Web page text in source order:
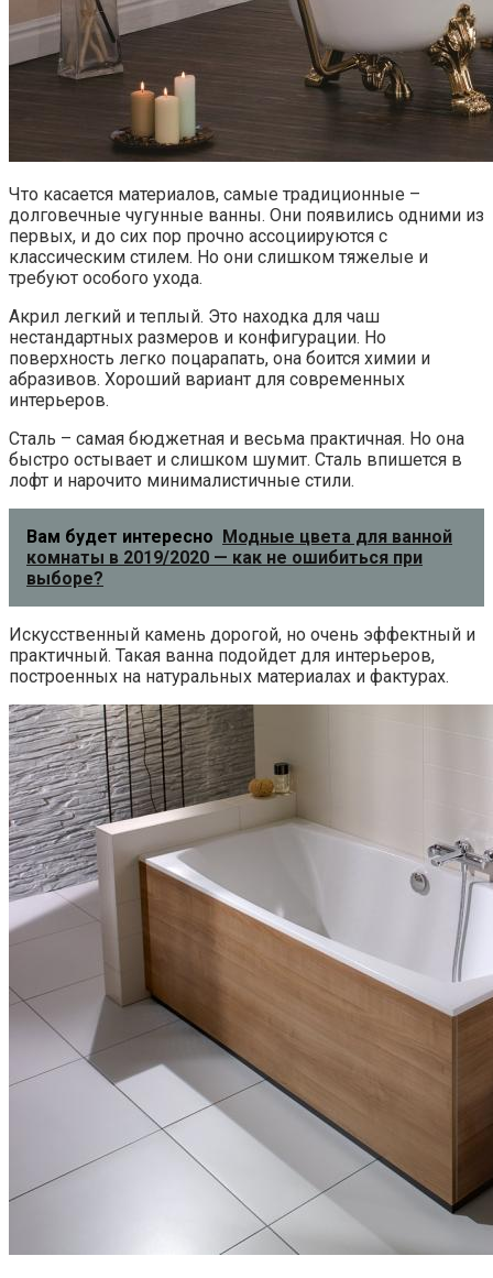
Что касается материалов, самые традиционные –
долговечные чугунные ванны. Они появились одними из
первых, и до сих пор прочно ассоциируются с
классическим стилем. Но они слишком тяжелые и
требуют особого ухода.
Акрил легкий и теплый. Это находка для чаш
нестандартных размеров и конфигурации. Но
поверхность легко поцарапать, она боится химии и
абразивов. Хороший вариант для современных
интерьеров.
Сталь – самая бюджетная и весьма практичная. Но она
быстро остывает и слишком шумит. Сталь впишется в
лофт и нарочито минималистичные стили.
Вам будет интересно Модные цвета для ванной
комнаты в 2019/2020 — как не ошибиться при
выборе?
Искусственный камень дорогой, но очень эффектный и
практичный. Такая ванна подойдет для интерьеров,
построенных на натуральных материалах и фактурах.